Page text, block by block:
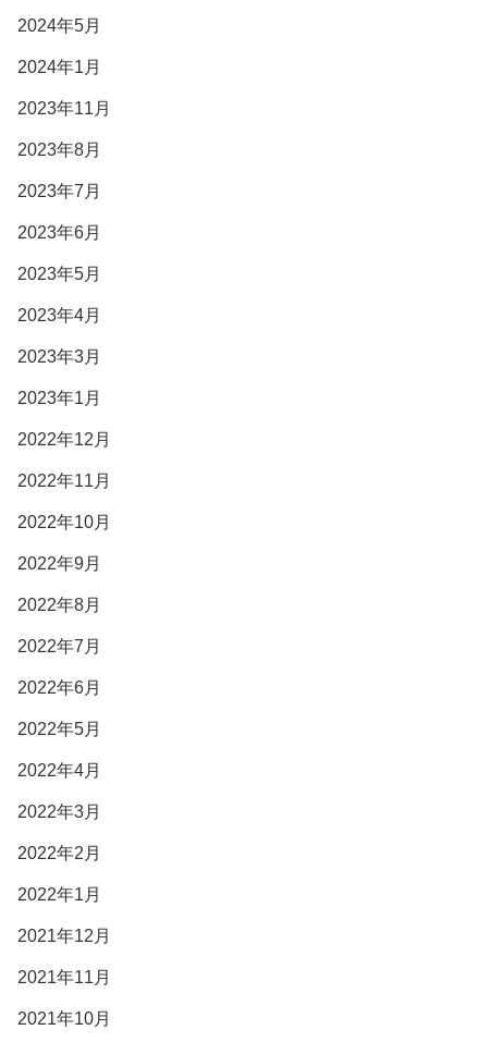
2024年5月
2024年1月
2023年11月
2023年8月
2023年7月
2023年6月
2023年5月
2023年4月
2023年3月
2023年1月
2022年12月
2022年11月
2022年10月
2022年9月
2022年8月
2022年7月
2022年6月
2022年5月
2022年4月
2022年3月
2022年2月
2022年1月
2021年12月
2021年11月
2021年10月